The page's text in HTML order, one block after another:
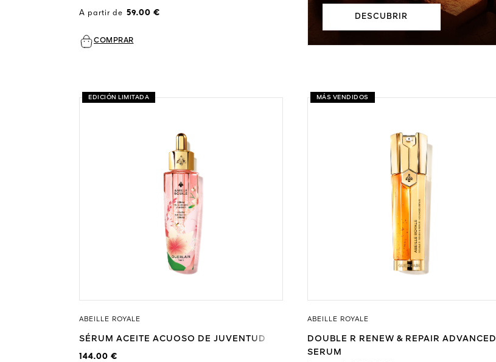
A partir de 59.00 €
COMPRAR
DESCUBRIR
EDICIÓN LIMITADA
ABEILLE ROYALE
SÉRUM ACEITE ACUOSO DE JUVENTUD
144.00 €
MÁS VENDIDOS
ABEILLE ROYALE
DOUBLE R RENEW & REPAIR ADVANCED
SERUM